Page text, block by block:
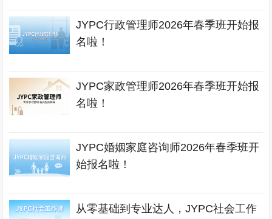
JYPC行政管理师2026年春季班开始报
名啦！
JYPC家政管理师2026年春季班开始报
名啦！
JYPC婚姻家庭咨询师2026年春季班开
始报名啦！
从零基础到专业达人，JYPC社会工作